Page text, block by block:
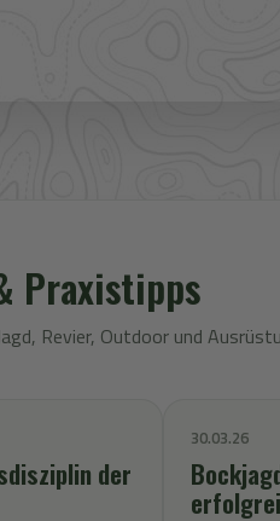
Praxistipps
Revier, Outdoor und
der
30.03.26